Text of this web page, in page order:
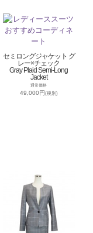
セミロングジャケット グ
レー×チェック
Gray Plaid Semi-Long
Jacket
通常価格
49,000円(税別)